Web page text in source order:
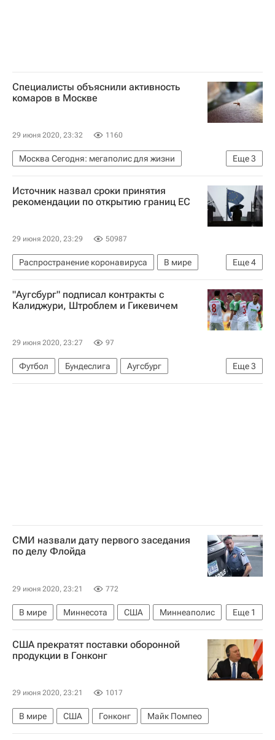
Специалисты объяснили активность
комаров в Москве
29 июня 2020, 23:32 1160
Еще3
Москва Сегодня: мегаполис для жизни
Московская область (Подмосковье)
Москва
Мосприрода
Источник назвал сроки принятия
рекомендации по открытию границ ЕС
29 июня 2020, 23:29 50987
Еще4
Распространение коронавируса
В мире
Евросоюз
Еврокомиссия
Совет ЕС
Коронавирус COVID-19
"Аугсбург" подписал контракты с
Калиджури, Штроблем и Гикевичем
29 июня 2020, 23:27 97
Еще3
Футбол Бундеслига
Аугсбург
Тобиас Штробль
Рафал Гикевич
СМИ назвали дату первого заседания
по делу Флойда
29 июня 2020, 23:21 772
Еще 1
В мире Миннесота США
Миннеаполис
Джордж Флойд
США прекратят поставки оборонной
продукции в Гонконг
29 июня 2020, 23:21 1017
В мире США Гонконг Майк Помпео